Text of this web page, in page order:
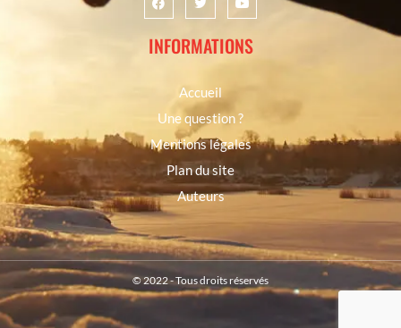
INFORMATIONS
Accueil
Une question ?
Mentions légales
Plan du site
Auteurs
© 2022 - Tous droits réservés